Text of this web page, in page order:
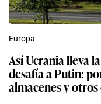
Europa
Así Ucrania lleva
desafía a Putin:
almacenes y